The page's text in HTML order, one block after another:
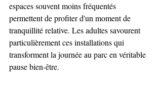
espaces souvent moins fréquentés
permettent de profiter d'un moment de
tranquillité relative. Les adultes savourent
particulièrement ces installations qui
transforment la journée au parc en véritable
pause bien-être.